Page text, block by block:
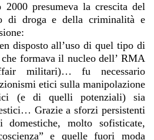
2000 presumeva la crescita del
di droga e della criminalità e
disposto all’uso di quel tipo di
formava il nucleo dell’ RMA
militari)… fu necessario
etici sulla manipolazione
(e di quelli potenziali) sia
Grazie a sforzi persistenti
domestiche, molto sofisticate,
e quelle fuori moda